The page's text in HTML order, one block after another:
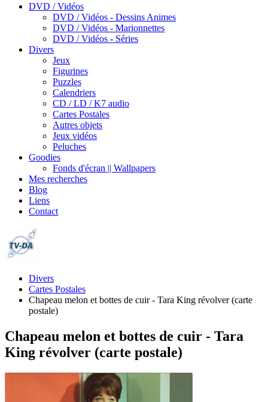
DVD / Vidéos
DVD / Vidéos - Dessins Animes
DVD / Vidéos - Marionnettes
DVD / Vidéos - Séries
Divers
Jeux
Figurines
Puzzles
Calendriers
CD / LD / K7 audio
Cartes Postales
Autres objets
Jeux vidéos
Peluches
Goodies
Fonds d'écran || Wallpapers
Mes recherches
Blog
Liens
Contact
Divers
Cartes Postales
Chapeau melon et bottes de cuir - Tara King révolver (carte
postale)
Chapeau melon et bottes de cuir - Tara
King révolver (carte postale)